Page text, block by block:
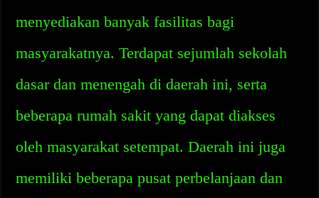
menyediakan banyak fasilitas bagi
masyarakatnya. Terdapat sejumlah sekolah
dasar dan menengah di daerah ini, serta
beberapa rumah sakit yang dapat diakses
oleh masyarakat setempat. Daerah ini juga
memiliki beberapa pusat perbelanjaan dan